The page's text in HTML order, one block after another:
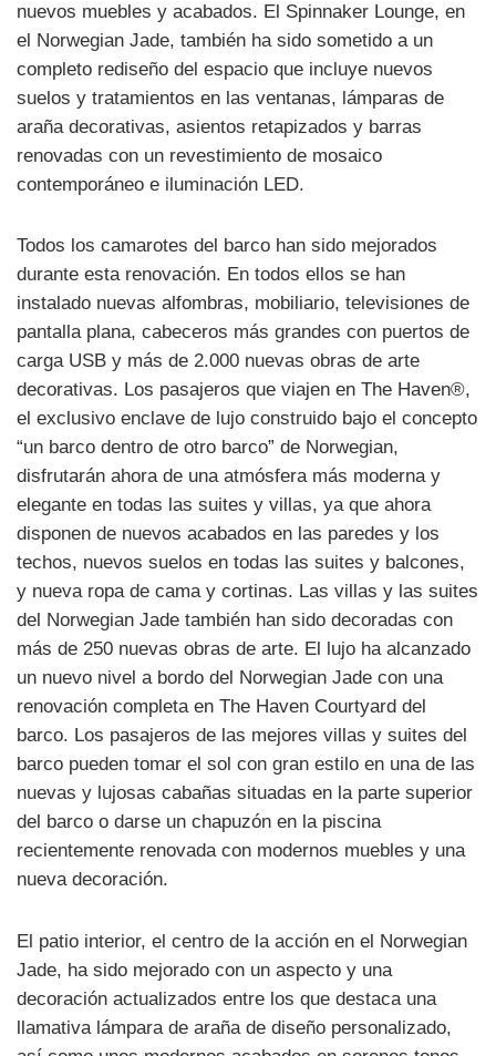
nuevos muebles y acabados. El Spinnaker Lounge, en
el Norwegian Jade, también ha sido sometido a un
completo rediseño del espacio que incluye nuevos
suelos y tratamientos en las ventanas, lámparas de
araña decorativas, asientos retapizados y barras
renovadas con un revestimiento de mosaico
contemporáneo e iluminación LED.
Todos los camarotes del barco han sido mejorados
durante esta renovación. En todos ellos se han
instalado nuevas alfombras, mobiliario, televisiones de
pantalla plana, cabeceros más grandes con puertos de
carga USB y más de 2.000 nuevas obras de arte
decorativas. Los pasajeros que viajen en The Haven®,
el exclusivo enclave de lujo construido bajo el concepto
“un barco dentro de otro barco” de Norwegian,
disfrutarán ahora de una atmósfera más moderna y
elegante en todas las suites y villas, ya que ahora
disponen de nuevos acabados en las paredes y los
techos, nuevos suelos en todas las suites y balcones,
y nueva ropa de cama y cortinas. Las villas y las suites
del Norwegian Jade también han sido decoradas con
más de 250 nuevas obras de arte. El lujo ha alcanzado
un nuevo nivel a bordo del Norwegian Jade con una
renovación completa en The Haven Courtyard del
barco. Los pasajeros de las mejores villas y suites del
barco pueden tomar el sol con gran estilo en una de las
nuevas y lujosas cabañas situadas en la parte superior
del barco o darse un chapuzón en la piscina
recientemente renovada con modernos muebles y una
nueva decoración.
El patio interior, el centro de la acción en el Norwegian
Jade, ha sido mejorado con un aspecto y una
decoración actualizados entre los que destaca una
llamativa lámpara de araña de diseño personalizado,